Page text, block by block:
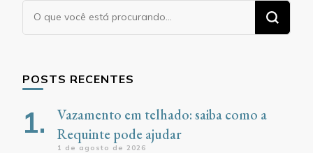
Procurando
algo?
POSTS RECENTES
Vazamento em telhado: saiba como a
Requinte pode ajudar
1 de agosto de 2026